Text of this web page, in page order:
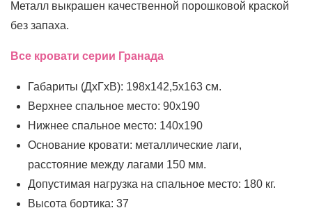
Металл выкрашен качественной порошковой краской
без запаха.
Все кровати серии Гранада
Габариты (ДхГхВ): 198х142,5х163 cм.
Верхнее спальное место: 90x190
Нижнее спальное место: 140x190
Основание кровати: металлические лаги,
расстояние между лагами 150 мм.
Допустимая нагрузка на спальное место: 180 кг.
Высота бортика: 37